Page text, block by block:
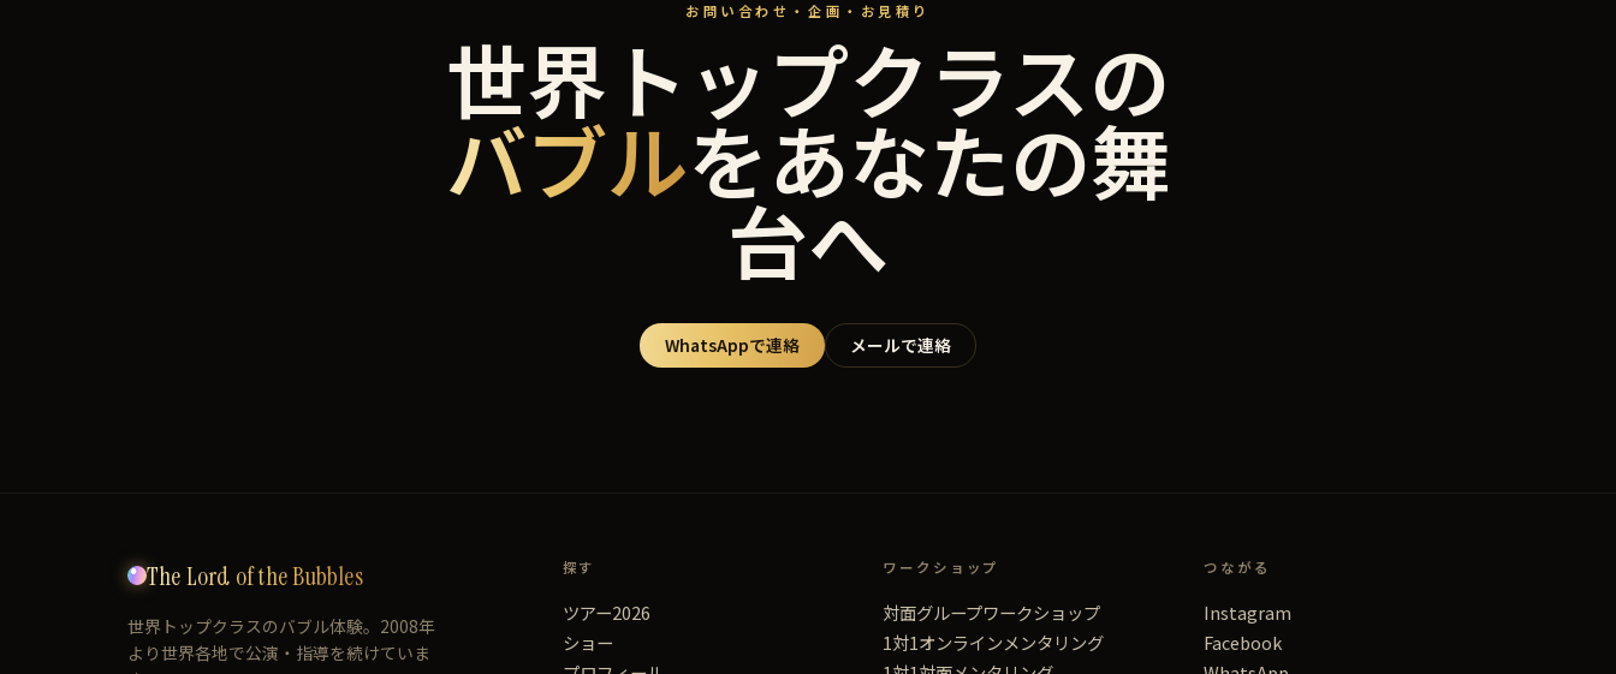
お問い合わせ・企画・お見積り
世界トップクラスの
バブルをあなたの舞
台へ
WhatsAppで連絡 メールで連絡
The Lord of the Bubbles
世界トップクラスのバブル体験。2008年
より世界各地で公演・指導を続けていま
探す
ツアー2026
ショー
ワークショップ
対面グループワークショップ
1対1オンラインメンタリング
つながる
Instagram
Facebook